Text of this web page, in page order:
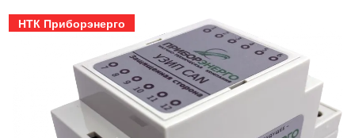
НТК Приборэнерго